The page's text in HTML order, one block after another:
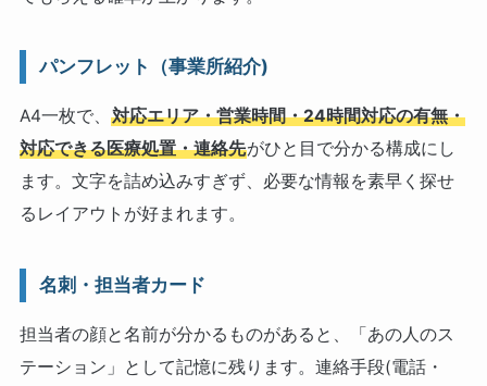
パンフレット（事業所紹介)
A4一枚で、 対応エリア・営業時間・24時間対応の有無・
対応できる医療処置・連絡先がひと目で分かる構成にし
ます。文字を詰め込みすぎず、必要な情報を素早く探せ
るレイアウトが好まれます。
名刺・担当者カード
担当者の顔と名前が分かるものがあると、「あの人のス
テーション」として記憶に残ります。連絡手段(電話・